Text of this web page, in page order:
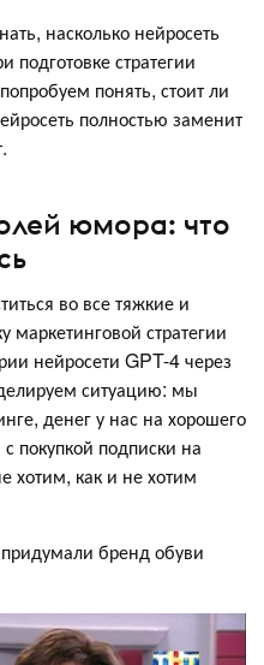
насколько нейросеть
подготовке стратегии
понять, стоит ли
полностью заменит
юмора: что
во все тяжкие и
маркетинговой стратегии
нейросети GPT-4 через
ситуацию: мы
денег у нас на хорошего
покупкой подписки на
хотим, как и не хотим
бренд обуви